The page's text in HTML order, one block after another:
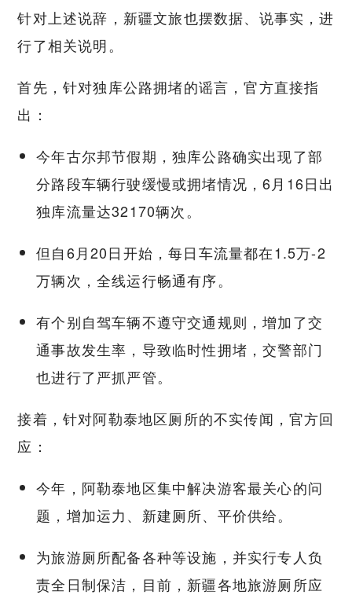
针对上述说辞，新疆文旅也摆数据、说事实，进
行了相关说明。
首先，针对独库公路拥堵的谣言，官方直接指
出：
今年古尔邦节假期，独库公路确实出现了部
分路段车辆行驶缓慢或拥堵情况，6月16日出
独库流量达32170辆次。
但自6月20日开始，每日车流量都在1.5万-2
万辆次，全线运行畅通有序。
有个别自驾车辆不遵守交通规则，增加了交
通事故发生率，导致临时性拥堵，交警部门
也进行了严抓严管。
接着，针对阿勒泰地区厕所的不实传闻，官方回
应：
今年，阿勒泰地区集中解决游客最关心的问
题，增加运力、新建厕所、平价供给。
为旅游厕所配备各种等设施，并实行专人负
责全日制保洁，目前，新疆各地旅游厕所应